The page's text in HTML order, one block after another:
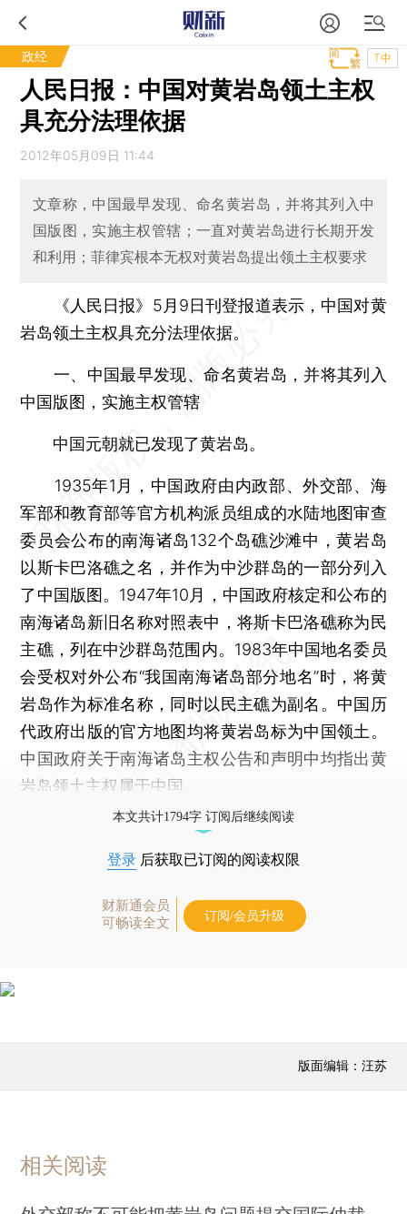
政经 T中
人民日报：中国对黄岩岛领土主权
具充分法理依据
2012年05月09日 11:44
文章称，中国最早发现、命名黄岩岛，并将其列入中
国版图，实施主权管辖；一直对黄岩岛进行长期开发
和利用；菲律宾根本无权对黄岩岛提出领土主权要求
《人民日报》5月9日刊登报道表示，中国对黄
岩岛领土主权具充分法理依据。
一、中国最早发现、命名黄岩岛，并将其列入
中国版图，实施主权管辖
中国元朝就已发现了黄岩岛。
1935年1月，中国政府由内政部、外交部、海
军部和教育部等官方机构派员组成的水陆地图审查
委员会公布的南海诸岛132个岛礁沙滩中，黄岩岛
以斯卡巴洛礁之名，并作为中沙群岛的一部分列入
了中国版图。1947年10月，中国政府核定和公布的
南海诸岛新旧名称对照表中，将斯卡巴洛礁称为民
主礁，列在中沙群岛范围内。1983年中国地名委员
会受权对外公布“我国南海诸岛部分地名”时，将黄
岩岛作为标准名称，同时以民主礁为副名。中国历
代政府出版的官方地图均将黄岩岛标为中国领土。
中国政府关于南海诸岛主权公告和声明中均指出黄
岩岛领土主权属于中国。
本文共计1794字 订阅后继续阅读
登录 后获取已订阅的阅读权限
财新通会员
可畅读全文
订阅/会员升级
版面编辑：汪苏
相关阅读